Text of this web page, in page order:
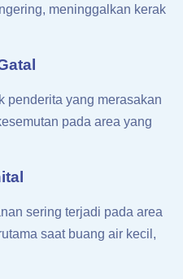
meninggalkan kerak
penderita yang merasakan
pada area yang
sering terjadi pada area
saat buang air kecil,